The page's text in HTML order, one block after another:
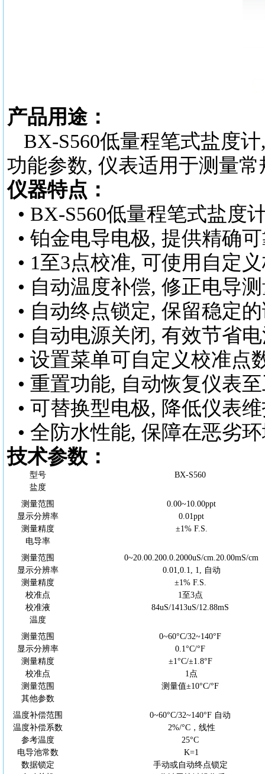
产品用途：
BX-S560低量程笔式盐度计
功能参数, 仪表适用于测量
仪器特点：
• BX-S560低量程笔式盐度
• 铂金电导电极, 提供精确
• 1至3点校准, 可使用自定
• 自动温度补偿, 修正电导
• 自动终点锁定, 保留稳定
• 自动电源关闭, 有效节省
• 设置菜单可自定义校准点
• 重置功能, 自动恢复仪表
• 可替换型电极, 降低仪表
• 全防水性能, 保障在恶劣
技术参数：
型号
BX-S560
盐度
测量范围
0.00~10.00ppt
显示分辨率
0.01ppt
测量精度
±1% F.S.
电导率
测量范围
0~20.00.200.0.2000uS/cm.20.00mS/cm
显示分辨率
0.01,0.1, 1, 自动
测量精度
±1% F.S.
校准点
1至3点
校准液
84uS/1413uS/12.88mS
温度
测量范围
0~60°C/32~140°F
显示分辨率
0.1°C/°F
测量精度
±1°C/±1.8°F
校准点
1点
测量范围
测量值±10°C/°F
其他参数
温度补偿范围
0~60°C/32~140°F 自动
温度补偿系数
2%/°C，线性
参考温度
25°C
电导池常数
K=1
数据锁定
手动或自动终点锁定